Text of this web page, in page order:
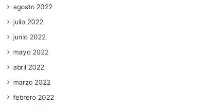
agosto 2022
julio 2022
junio 2022
mayo 2022
abril 2022
marzo 2022
febrero 2022